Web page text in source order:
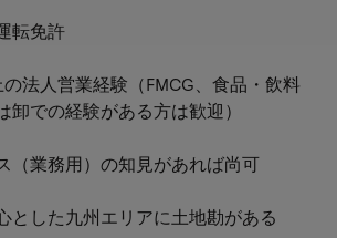
転免許
の法人営業経験（FMCG、食品・飲料
卸での経験がある方は歓迎）
（業務用）の知見があれば尚可
とした九州エリアに土地勘がある